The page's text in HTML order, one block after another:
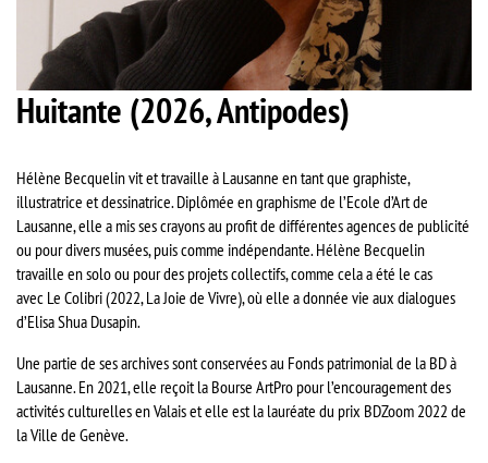
Huitante (2026, Antipodes)
Hélène Becquelin vit et travaille à Lausanne en tant que graphiste,
illustratrice et dessinatrice. Diplômée en graphisme de l’Ecole d’Art de
Lausanne, elle a mis ses crayons au profit de différentes agences de publicité
ou pour divers musées, puis comme indépendante. Hélène Becquelin
travaille en solo ou pour des projets collectifs, comme cela a été le cas
avec Le Colibri (2022, La Joie de Vivre), où elle a donnée vie aux dialogues
d’Elisa Shua Dusapin.
Une partie de ses archives sont conservées au Fonds patrimonial de la BD à
Lausanne. En 2021, elle reçoit la Bourse ArtPro pour l’encouragement des
activités culturelles en Valais et elle est la lauréate du prix BDZoom 2022 de
la Ville de Genève.